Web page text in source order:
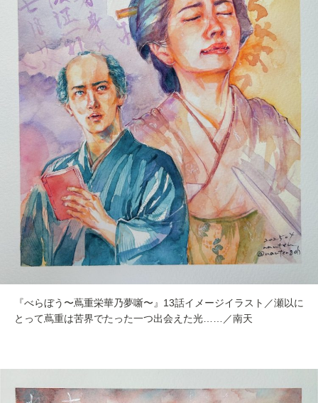
『べらぼう〜蔦重栄華乃夢噺〜』13話イメージイラスト／瀬以に
とって蔦重は苦界でたった一つ出会えた光……／南天